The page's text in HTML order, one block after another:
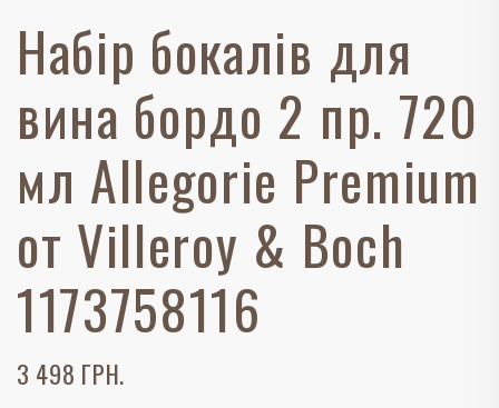
Набір бокалів для
вина бордо 2 пр. 720
мл Allegorie Premium
от Villeroy & Boch
1173758116
3 498 ГРН.